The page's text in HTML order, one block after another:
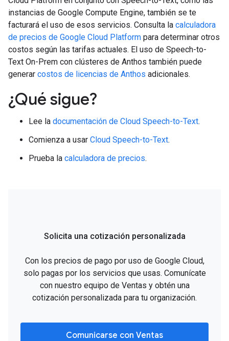
instancias de Google Compute Engine, también se te
facturará el uso de esos servicios. Consulta la calculadora
de precios de Google Cloud Platform para determinar otros
costos según las tarifas actuales. El uso de Speech-to-
Text On-Prem con clústeres de Anthos también puede
generar costos de licencias de Anthos adicionales.
¿Qué sigue?
Lee la documentación de Cloud Speech-to-Text.
Comienza a usar Cloud Speech-to-Text.
Prueba la calculadora de precios.
Solicita una cotización personalizada
Con los precios de pago por uso de Google Cloud,
solo pagas por los servicios que usas. Comunícate
con nuestro equipo de Ventas y obtén una
cotización personalizada para tu organización.
Comunicarse con Ventas